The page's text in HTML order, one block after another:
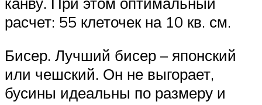
расчет: 55 клеточек на 10 кв. см.
Бисер. Лучший бисер – японский
или чешский. Он не выгорает,
бусины идеальны по размеру и